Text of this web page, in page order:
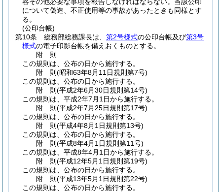
について偽造、不正使用等の事故があったときも同様とす
る。
(公印台帳)
第10条
総務部総務課長は、 第2号様式の公印台帳及び第3号
様式の電子印影台帳を備えおくものとする。
附 則
この規則は、公布の日から施行する。
附 則(昭和63年8月11日規則第7号)
この規則は、公布の日から施行する。
附 則(平成2年6月30日規則第14号)
この規則は、平成2年7月1日から施行する。
附 則(平成2年7月25日規則第17号)
この規則は、公布の日から施行する。
附 則(平成4年8月1日規則第13号)
この規則は、公布の日から施行する。
附 則(平成8年4月1日規則第11号)
この規則は、平成8年4月1日から施行する。
附 則(平成12年5月1日規則第19号)
この規則は、公布の日から施行する。
附 則(平成13年5月1日規則第22号)
この規則は、公布の日から施行する。